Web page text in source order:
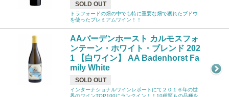
SOLD OUT
トラフォードの畑の中でも特に重要な畑で獲れたブドウ
を使ったプレミアムワイン！！
AAバーデンホースト カルモスフォ
ンテーン・ホワイト・ブレンド 202
1 【白ワイン】 AA Badenhorst Fa
mily White
SOLD OUT
インターナショナルワインレポートにて２０１６年の世
界のワインTOP100にランクイン！！10種類もの品種を